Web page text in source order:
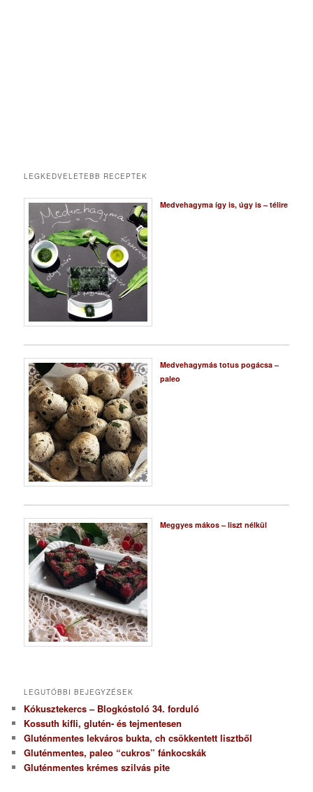
LEGKEDVELETEBB RECEPTEK
Medvehagyma így is, úgy is – télire
Medvehagymás totus pogácsa –
paleo
Meggyes mákos – liszt nélkül
LEGUTÓBBI BEJEGYZÉSEK
Kókusztekercs – Blogkóstoló 34. forduló
Kossuth kifli, glutén- és tejmentesen
Gluténmentes lekváros bukta, ch csökkentett lisztből
Gluténmentes, paleo “cukros” fánkocskák
Gluténmentes krémes szilvás pite